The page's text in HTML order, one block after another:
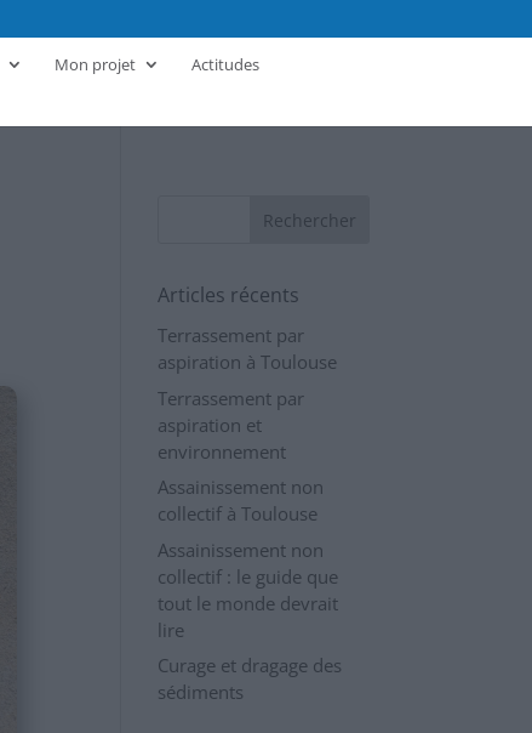
Mon projet
Actitudes
Articles récents
Terrassement par
aspiration à Toulouse
Terrassement par
aspiration et
environnement
Assainissement non
collectif à Toulouse
Assainissement non
collectif : le guide que
tout le monde devrait
lire
Curage et dragage des
sédiments